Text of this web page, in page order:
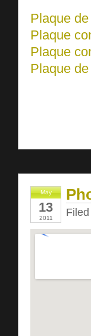
Plaque
Plaque
Plaque
Plaque
May
13
2011